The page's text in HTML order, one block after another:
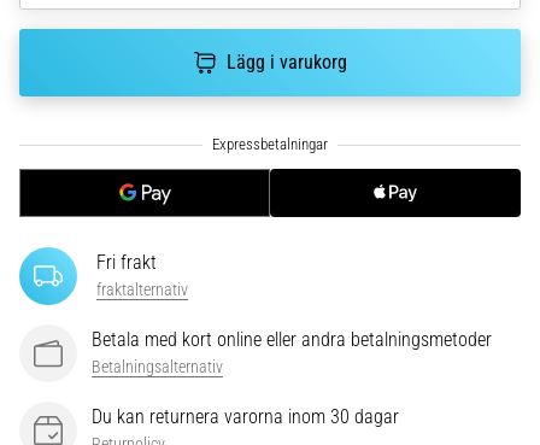
korrekt,
det…
6. 8. 2026
9 min. läsning
Löparknä:
Orsaker,
behandling
och
förebyggande
Löparknä,
Lägg i varukorg
Fri frakt
fraktalternativ
Betala med kort online eller andra betalningsmetoder
Betalningsalternativ
Du kan returnera varorna inom 30 dagar